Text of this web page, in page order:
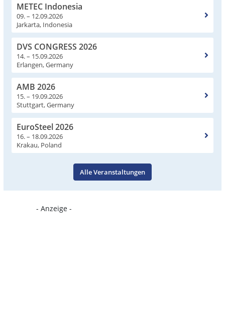
METEC Indonesia
09. – 12.09.2026
Jarkarta, Indonesia
DVS CONGRESS 2026
14. – 15.09.2026
Erlangen, Germany
AMB 2026
15. – 19.09.2026
Stuttgart, Germany
EuroSteel 2026
16. – 18.09.2026
Krakau, Poland
Alle Veranstaltungen
- Anzeige -